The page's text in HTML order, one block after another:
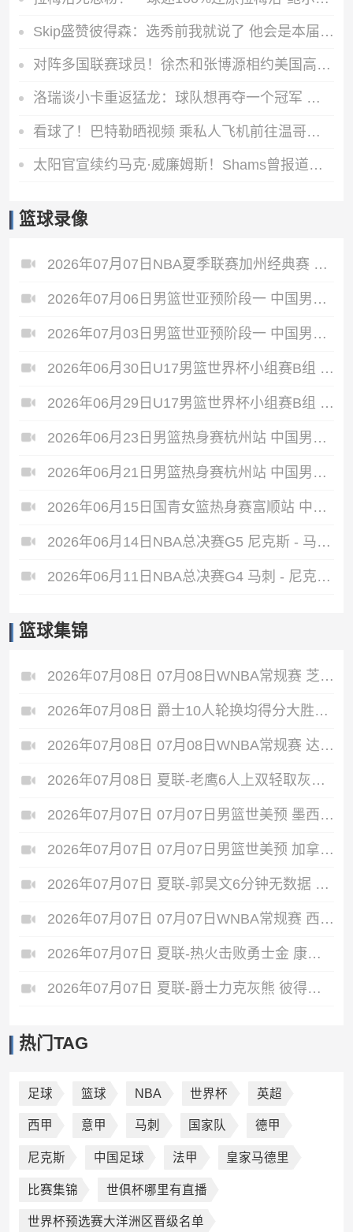
Skip盛赞彼得森：选秀前我就说了 他会是本届最强球员
对阵多国联赛球员！徐杰和张博源相约美国高质量野球局
洛瑞谈小卡重返猛龙：球队想再夺一个冠军 这一切都将从小卡开始
看球了！巴特勒晒视频 乘私人飞机前往温哥华观战哥伦比亚VS瑞士
太阳官宣续约马克·威廉姆斯！Shams曾报道其合同为3年3800万美元
篮球录像
2026年07月07日NBA夏季联赛加州经典赛 热火 - 勇士 全场录像
2026年07月06日男篮世亚预阶段一 中国男篮 - 中国台北男篮 全场录像
2026年07月03日男篮世亚预阶段一 中国男篮 - 日本男篮 全场录像
2026年06月30日U17男篮世界杯小组赛B组 立陶宛U17男篮 - 中国U17男篮 全场录像
2026年06月29日U17男篮世界杯小组赛B组 中国U17男篮 - 加拿大U17男篮 录像
2026年06月23日男篮热身赛杭州站 中国男篮 - 荷兰男篮 全场录像
2026年06月21日男篮热身赛杭州站 中国男篮 - 澳大利亚男篮 全场录像
2026年06月15日国青女篮热身赛富顺站 中国U17女篮 - 伏伊伏丁那女篮 全场录像
2026年06月14日NBA总决赛G5 尼克斯 - 马刺 全场录像
2026年06月11日NBA总决赛G4 马刺 - 尼克斯 全场录像
篮球集锦
2026年07月08日 07月08日WNBA常规赛 芝加哥天空 77 - 66 菲尼克斯水星 集锦
2026年07月08日 爵士10人轮换均得分大胜雷霆收获3连胜 彼得森缺阵 艾杜16+14
2026年07月08日 07月08日WNBA常规赛 达拉斯飞翼88-77纽约自由人 全场集锦
2026年07月08日 夏联-老鹰6人上双轻取灰熊 希格斯22+5 探花布泽尔缺战
2026年07月07日 07月07日男篮世美预 墨西哥男篮 93 - 94 美国男篮
2026年07月07日 07月07日男篮世美预 加拿大男篮116-78牙买加男篮 全场集锦
2026年07月07日 夏联-郭昊文6分钟无数据 国王险胜雄鹿 7号秀阿卡夫22分
2026年07月07日 07月07日WNBA常规赛 西雅图风暴 82 - 64 洛杉矶火花
2026年07月07日 夏联-热火击败勇士金 康韦尔26+5 琼斯9中1 奥尔布里奇21+6
2026年07月07日 夏联-爵士力克灰熊 彼得森25+12 布泽尔18+7 科沃德23分
热门TAG
足球 篮球 NBA 世界杯 英超
西甲 意甲 马刺 国家队 德甲
尼克斯 中国足球 法甲 皇家马德里
比赛集锦 世俱杯哪里有直播
世界杯预选赛大洋洲区晋级名单